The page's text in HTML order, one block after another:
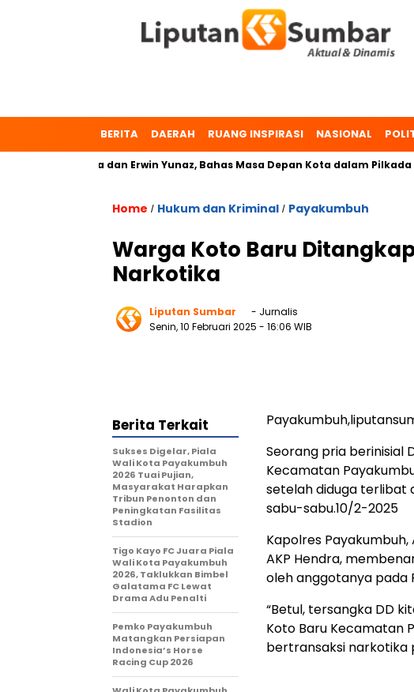
BERITA DAERAH RUANG INSPIRASI NASIONAL
Dr. Zulmaeta dan Erwin Yunaz, Bahas Masa Depan Kota dalam Pilkada
Home / Hukum dan Kriminal / Payakumbuh
Warga Koto Baru
Narkotika
Liputan Sumbar
- Jurnalis
Senin, 10 Februari 2025 - 16:06 WIB
Seorang pria berinisial
Kecamatan
setelah diduga terlibat
sabu-sabu.10/2-2025
Kapolres Payakumbuh,
AKP Hendra,
oleh anggotanya pada
“Betul, tersangka DD
Koto Baru Kecamatan
bertransaksi narkotika
Berita Terkait
Sukses Digelar, Piala
Wali Kota Payakumbuh
2026 Tuai Pujian,
Masyarakat Harapkan
Tribun Penonton dan
Peningkatan Fasilitas
Stadion
Tigo Kayo FC Juara Piala
Wali Kota Payakumbuh
2026, Taklukkan Bimbel
Galatama FC Lewat
Drama Adu Penalti
Pemko Payakumbuh
Matangkan Persiapan
Indonesia’s Horse
Racing Cup 2026